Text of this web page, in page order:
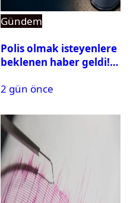
Gündem
Polis olmak isteyenlere
beklenen haber geldi!
2 gün önce